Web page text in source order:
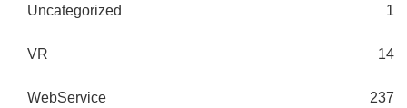
Uncategorized 1
VR 14
WebService 237